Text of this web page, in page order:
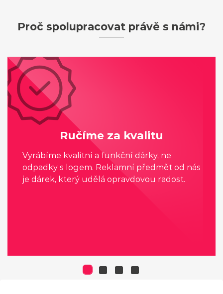
Proč spolupracovat právě s námi?
Ručíme za kvalitu
Vyrábíme kvalitní a funkční dárky, ne
odpadky s logem. Reklamní předmět od nás
je dárek, který udělá opravdovou radost.